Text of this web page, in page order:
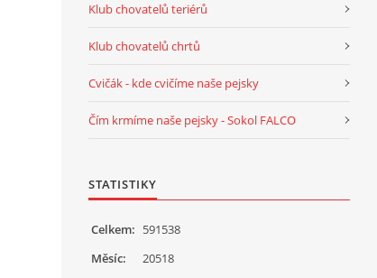
Klub chovatelů teriérů
Klub chovatelů chrtů
Cvičák - kde cvičíme naše pejsky
Čím krmíme naše pejsky - Sokol FALCO
STATISTIKY
Celkem: 591538
Měsíc:
20518